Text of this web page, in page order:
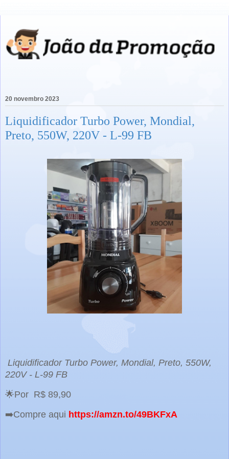
20 novembro 2023
Liquidificador Turbo Power, Mondial,
Preto, 550W, 220V - L-99 FB
Liquidificador Turbo Power, Mondial, Preto, 550W,
220V - L-99 FB
🌟Por R$ 89,90
➡️Compre aqui https://amzn.to/49BKFxA